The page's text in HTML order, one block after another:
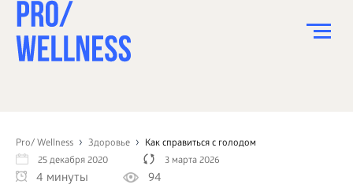
Pro/ Wellness Здоровье
Как справиться с голодом
25 декабря 2020
3 марта 2026
4 минуты 94
СПОРТ
ЗДОРОВЬЕ